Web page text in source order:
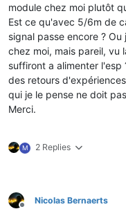
module chez moi plutôt
Est ce qu'avec 5/6m de
signal passe encore ?
chez moi, mais pareil, vu
suffiront a alimenter l'esp
des retours
qui je le pense ne doit
Merci.
M 2 Replies
Offline
Nicolas Bernaerts